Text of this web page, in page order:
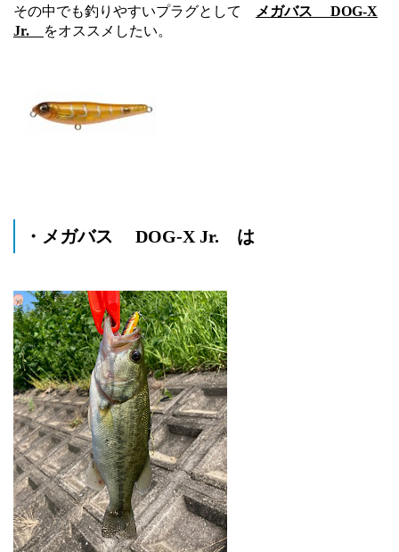
その中でも釣りやすいプラグとして
メガバス DOG-X
Jr.
をオススメしたい。
・メガバス DOG-X Jr. は